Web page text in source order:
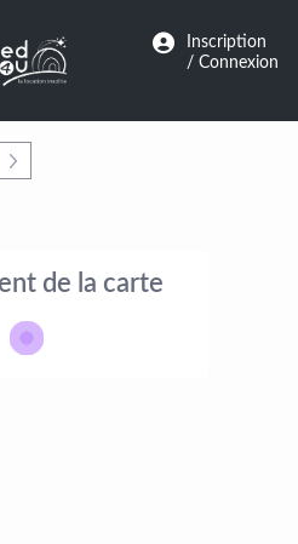
Inscription
/ Connexion
de la carte